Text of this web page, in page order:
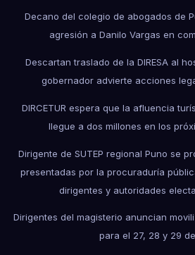
Decano del colegio de abogados de
agresión a Danilo Vargas en
Descartan traslado de la DIRESA al
gobernador advierte acciones
DIRCETUR espera que la afluencia
llegue a dos millones en los
Dirigente de SUTEP regional Puno se
presentadas por la procuraduría
dirigentes y autoridades
Dirigentes del magisterio anuncian
para el 27, 28 y 29